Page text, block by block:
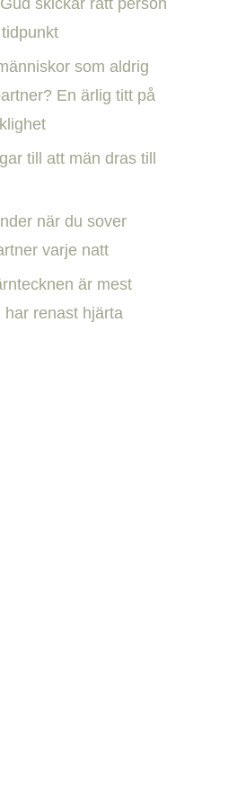
skickar rätt person
som aldrig
En ärlig titt på
till att män dras till
när du sover
varje natt
är mest
renast hjärta